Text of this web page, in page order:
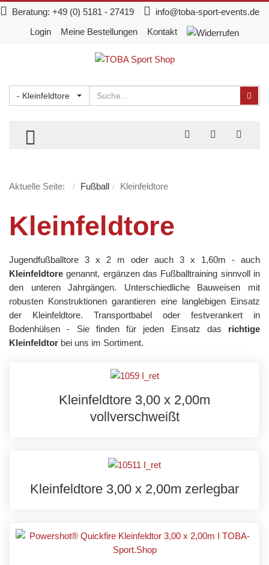
Beratung: +49 (0) 5181 - 27419
info@toba-sport-events.de
Login
Meine Bestellungen Kontakt
- Kleinfeldtore Suchen
TOGGLE MENU
Aktuelle Seite: Fußball Kleinfeldtore
Kleinfeldtore
Jugendfußballtore 3 x 2 m oder auch 3 x 1,60m - auch
Kleinfeldtore genannt, ergänzen das Fußballtraining sinnvoll in
den unteren Jahrgängen. Unterschiedliche Bauweisen mit
robusten Konstruktionen garantieren eine langlebigen Einsatz
der Kleinfeldtore. Transportbabel oder festverankert in
Bodenhülsen - Sie finden für jeden Einsatz das richtige
Kleinfeldtor bei uns im Sortiment.
Kleinfeldtore 3,00 x 2,00m
vollverschweißt
Kleinfeldtore 3,00 x 2,00m zerlegbar